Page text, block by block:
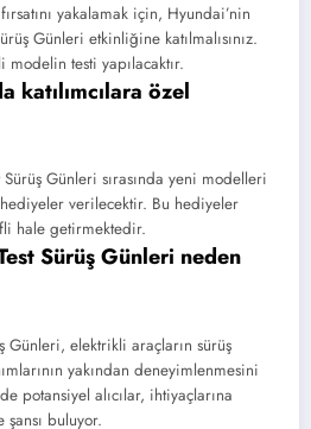
yakalamak için, Hyundai’nin
Günleri etkinliğine katılmalısınız.
testi yapılacaktır.
katılımcılara özel
Günleri sırasında yeni modelleri
verilecektir. Bu hediyeler
hale getirmektedir.
Sürüş Günleri neden
Günleri, elektrikli araçların sürüş
yakından deneyimlenmesini
potansiyel alıcılar, ihtiyaçlarına
buluyor.